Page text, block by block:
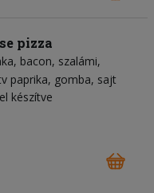
pizza
bacon szalámi
paprika gomba sajt
készítve